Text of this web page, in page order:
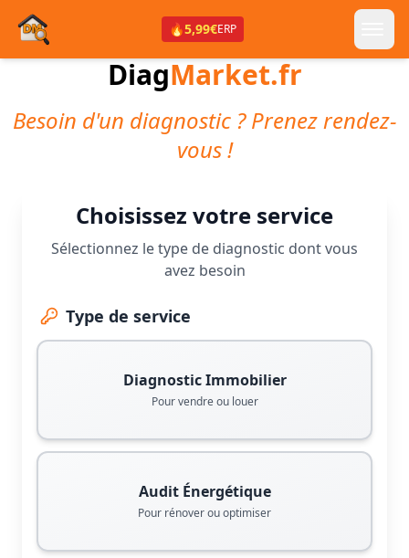
🔥5,99€ERP
DiagMarket.fr
Besoin d'un diagnostic ? Prenez rendez-
vous !
Choisissez votre service
Sélectionnez le type de diagnostic dont vous
avez besoin
Type de service
Diagnostic Immobilier
Pour vendre ou louer
Audit Énergétique
Pour rénover ou optimiser